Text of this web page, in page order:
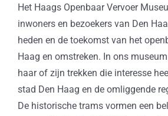
Het Haags Openbaar Vervoer
inwoners en bezoekers van Den
heden en de toekomst van het
Haag en omstreken. In ons
haar of zijn trekken die interesse
stad Den Haag en de omliggende
De historische trams vormen een